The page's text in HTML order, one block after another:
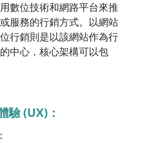
數位技術和網路平台來推
服務的行銷方式。以網站
行銷則是以該網站作為行
中心，核心架構可以包
驗 (UX)：